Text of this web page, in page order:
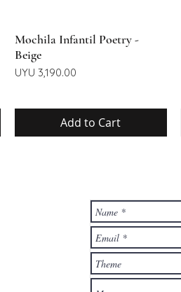
Quick View
Mochila Infantil Poetry -
Beige
Price
UYU 3,190.00
Add to Cart